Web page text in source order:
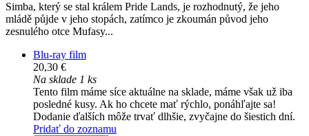
Simba, který se stal králem Pride Lands, je rozhodnutý, že jeho
mládě půjde v jeho stopách, zatímco je zkoumán původ jeho
zesnulého otce Mufasy...
Blu-ray film
20,30 €
Na sklade 1 ks
Tento film máme síce aktuálne na sklade, máme však už iba
posledné kusy. Ak ho chcete mať rýchlo, ponáhľajte sa!
Dodanie ďalších môže trvať dlhšie, zvyčajne do šiestich dní.
Pridať do zoznamu